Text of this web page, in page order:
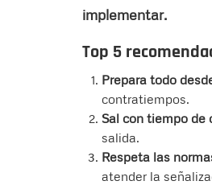
implementar.
Top 5
Prepara todo
contratiempos.
Sal con tiempo de
salida.
Respeta las
atender la